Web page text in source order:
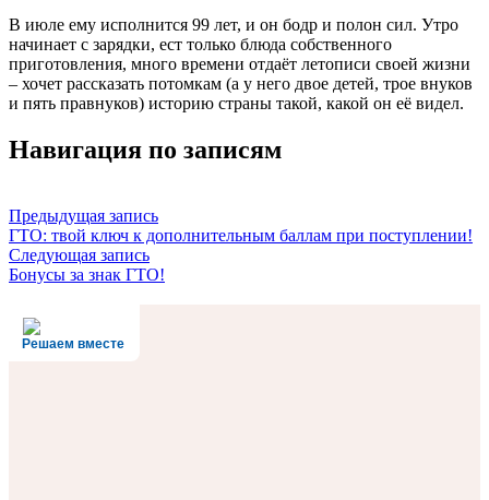
В июле ему исполнится 99 лет, и он бодр и полон сил. Утро
начинает с зарядки, ест только блюда собственного
приготовления, много времени отдаёт летописи своей жизни
– хочет рассказать потомкам (а у него двое детей, трое внуков
и пять правнуков) историю страны такой, какой он её видел.
Навигация по записям
Предыдущая запись
ГТО: твой ключ к дополнительным баллам при поступлении!
Следующая запись
Бонусы за знак ГТО!
Решаем вместе